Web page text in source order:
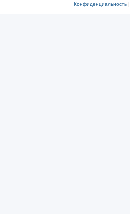
Конфиденциальность|